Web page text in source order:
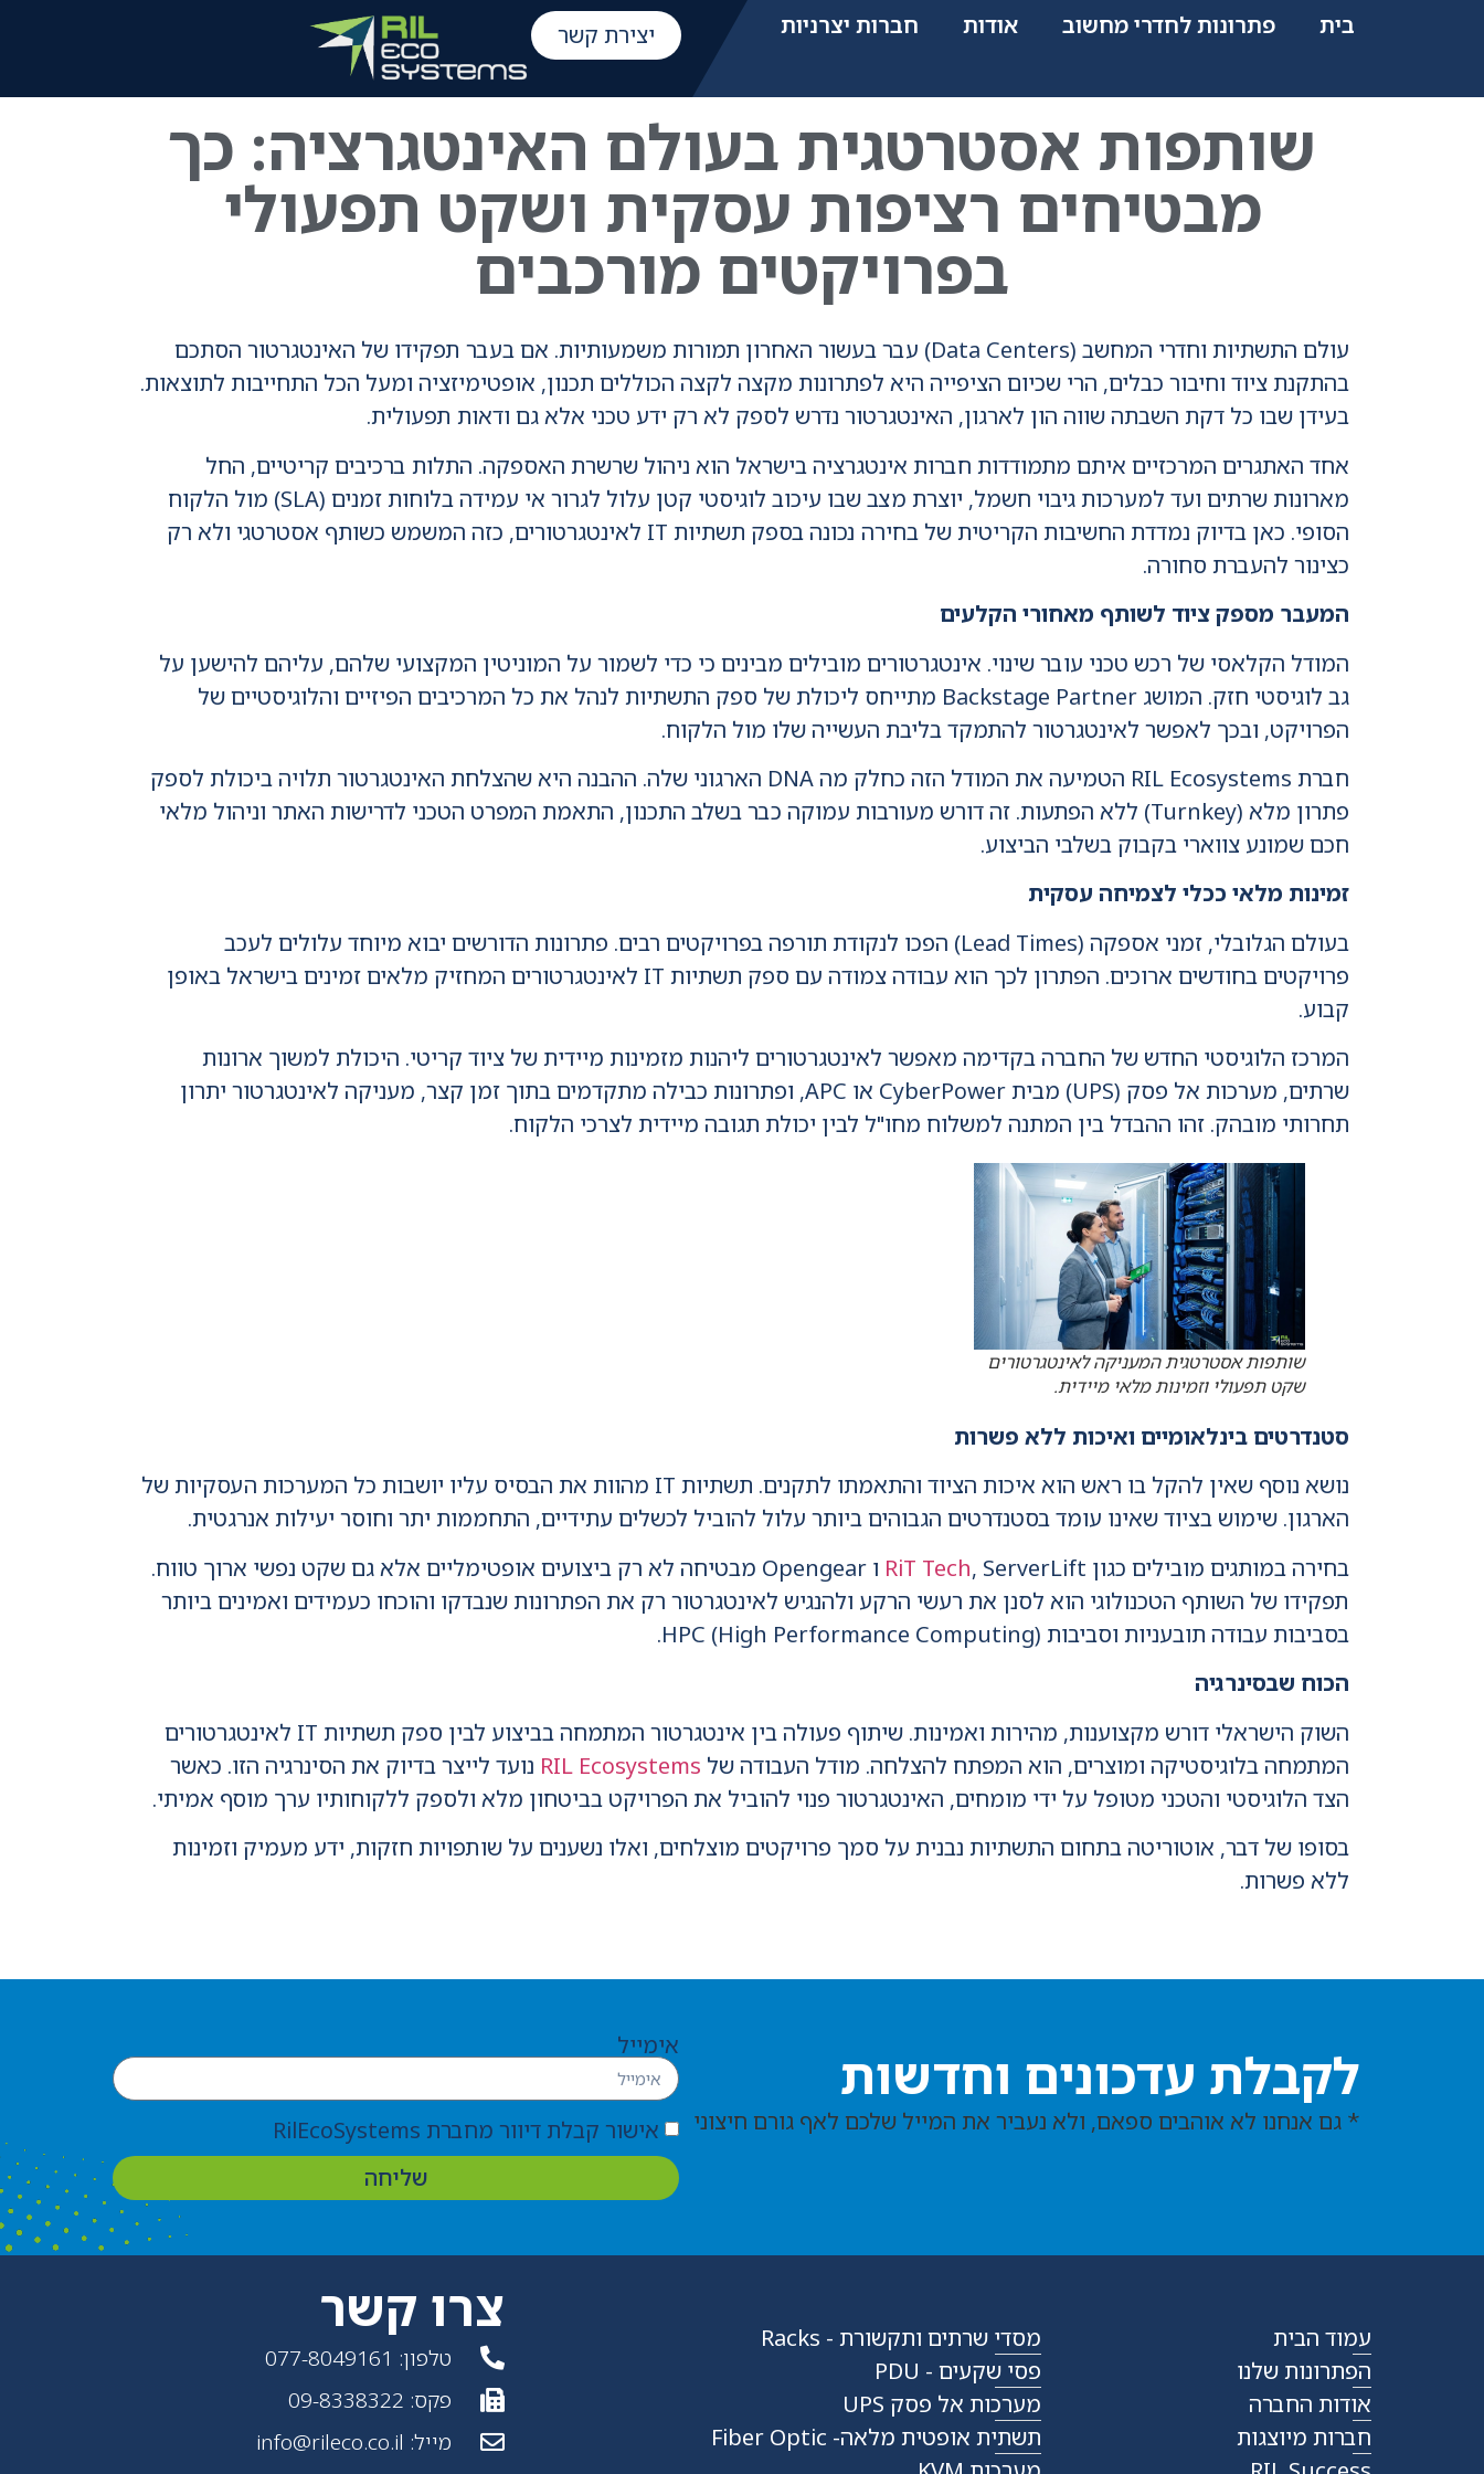
בית פתרונות לחדרי מחשוב אודות חברות יצרניות יצירת קשר
שותפות אסטרטגית בעולם האינטגרציה: כך
מבטיחים רציפות עסקית ושקט תפעולי
בפרויקטים מורכבים
עולם התשתיות וחדרי המחשב (Data Centers) עבר בעשור האחרון תמורות משמעותיות. אם בעבר תפקידו של האינטגרטור הסתכם
בהתקנת ציוד וחיבור כבלים, הרי שכיום הציפייה היא לפתרונות מקצה לקצה הכוללים תכנון, אופטימיזציה ומעל הכל התחייבות לתוצאות.
בעידן שבו כל דקת השבתה שווה הון לארגון, האינטגרטור נדרש לספק לא רק ידע טכני אלא גם ודאות תפעולית.
אחד האתגרים המרכזיים איתם מתמודדות חברות אינטגרציה בישראל הוא ניהול שרשרת האספקה. התלות ברכיבים קריטיים, החל
מארונות שרתים ועד למערכות גיבוי חשמל, יוצרת מצב שבו עיכוב לוגיסטי קטן עלול לגרור אי עמידה בלוחות זמנים (SLA) מול הלקוח
הסופי. כאן בדיוק נמדדת החשיבות הקריטית של בחירה נכונה בספק תשתיות IT לאינטגרטורים, כזה המשמש כשותף אסטרטגי ולא רק
כצינור להעברת סחורה.
המעבר מספק ציוד לשותף מאחורי הקלעים
המודל הקלאסי של רכש טכני עובר שינוי. אינטגרטורים מובילים מבינים כי כדי לשמור על המוניטין המקצועי שלהם, עליהם להישען על
גב לוגיסטי חזק. המושג Backstage Partner מתייחס ליכולת של ספק התשתיות לנהל את כל המרכיבים הפיזיים והלוגיסטיים של
הפרויקט, ובכך לאפשר לאינטגרטור להתמקד בליבת העשייה שלו מול הלקוח.
חברת RIL Ecosystems הטמיעה את המודל הזה כחלק מה DNA הארגוני שלה. ההבנה היא שהצלחת האינטגרטור תלויה ביכולת לספק
פתרון מלא (Turnkey) ללא הפתעות. זה דורש מעורבות עמוקה כבר בשלב התכנון, התאמת המפרט הטכני לדרישות האתר וניהול מלאי
חכם שמונע צווארי בקבוק בשלבי הביצוע.
זמינות מלאי ככלי לצמיחה עסקית
בעולם הגלובלי, זמני אספקה (Lead Times) הפכו לנקודת תורפה בפרויקטים רבים. פתרונות הדורשים יבוא מיוחד עלולים לעכב
פרויקטים בחודשים ארוכים. הפתרון לכך הוא עבודה צמודה עם ספק תשתיות IT לאינטגרטורים המחזיק מלאים זמינים בישראל באופן
קבוע.
המרכז הלוגיסטי החדש של החברה בקדימה מאפשר לאינטגרטורים ליהנות מזמינות מיידית של ציוד קריטי. היכולת למשוך ארונות
שרתים, מערכות אל פסק (UPS) מבית CyberPower או APC, ופתרונות כבילה מתקדמים בתוך זמן קצר, מעניקה לאינטגרטור יתרון
תחרותי מובהק. זהו ההבדל בין המתנה למשלוח מחו"ל לבין יכולת תגובה מיידית לצרכי הלקוח.
שותפות אסטרטגית המעניקה לאינטגרטורים
שקט תפעולי וזמינות מלאי מיידית.
סטנדרטים בינלאומיים ואיכות ללא פשרות
נושא נוסף שאין להקל בו ראש הוא איכות הציוד והתאמתו לתקנים. תשתיות IT מהוות את הבסיס עליו יושבות כל המערכות העסקיות של
הארגון. שימוש בציוד שאינו עומד בסטנדרטים הגבוהים ביותר עלול להוביל לכשלים עתידיים, התחממות יתר וחוסר יעילות אנרגטית.
בחירה במותגים מובילים כגון
RiT Tech
, ServerLift ו Opengear מבטיחה לא רק ביצועים אופטימליים אלא גם שקט נפשי ארוך טווח.
תפקידו של השותף הטכנולוגי הוא לסנן את רעשי הרקע ולהנגיש לאינטגרטור רק את הפתרונות שנבדקו והוכחו כעמידים ואמינים ביותר
בסביבות עבודה תובעניות וסביבות HPC (High Performance Computing).
הכוח שבסינרגיה
השוק הישראלי דורש מקצוענות, מהירות ואמינות. שיתוף פעולה בין אינטגרטור המתמחה בביצוע לבין ספק תשתיות IT לאינטגרטורים
המתמחה בלוגיסטיקה ומוצרים, הוא המפתח להצלחה. מודל העבודה של RIL Ecosystems נועד לייצר בדיוק את הסינרגיה הזו. כאשר
הצד הלוגיסטי והטכני מטופל על ידי מומחים, האינטגרטור פנוי להוביל את הפרויקט בביטחון מלא ולספק ללקוחותיו ערך מוסף אמיתי.
בסופו של דבר, אוטוריטה בתחום התשתיות נבנית על סמך פרויקטים מוצלחים, ואלו נשענים על שותפויות חזקות, ידע מעמיק וזמינות
ללא פשרות.
לקבלת עדכונים וחדשות
* גם אנחנו לא אוהבים ספאם, ולא נעביר את המייל שלכם לאף גורם חיצוני
אימייל
אישור קבלת דיוור מחברת RilEcoSystems
שליחה
עמוד הבית
הפתרונות שלנו
אודות החברה
חברות מיוצגות
מסדי שרתים ותקשורת - Racks
פסי שקעים - PDU
מערכות אל פסק UPS
תשתית אופטית מלאה- Fiber Optic
צרו קשר
טלפון: 077-8049161
פקס: 09-8338322
מייל: info@rileco.co.il